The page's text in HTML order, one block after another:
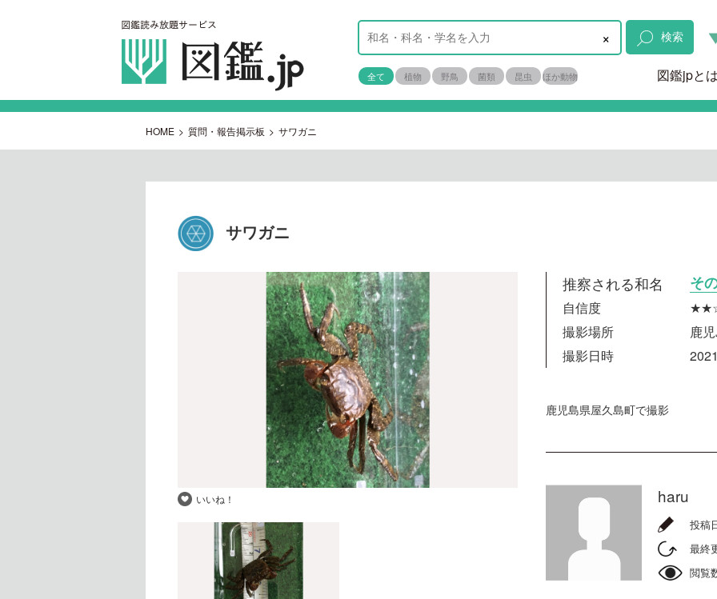
× 検索
全て 植物 野鳥 菌類 昆虫 ほか動物 図鑑jpと
HOME > 質問・報告掲示板 > サワガニ
サワガニ
いいね！
推察される和名 そ
自信度
撮影場所
鹿
撮影日時
鹿児島県屋久島町で撮影
haru
投稿
最終
閲覧